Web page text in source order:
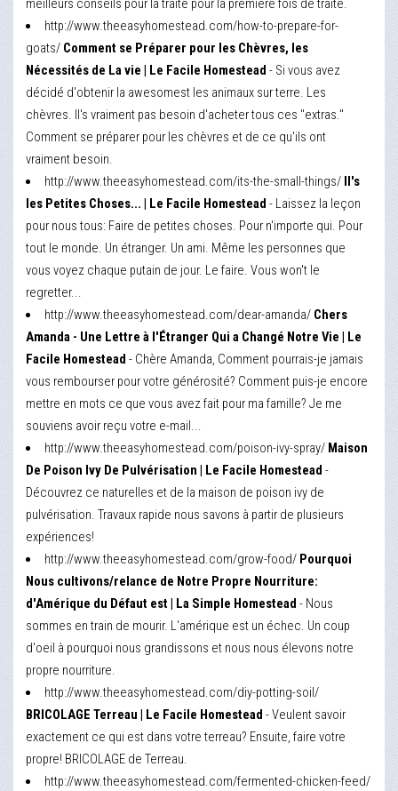
meilleurs conseils pour la traite pour la première fois de traite.
http://www.theeasyhomestead.com/how-to-prepare-for-
goats/ Comment se Préparer pour les Chèvres, les
Nécessités de La vie | Le Facile Homestead - Si vous avez
décidé d'obtenir la awesomest les animaux sur terre. Les
chèvres. Il's vraiment pas besoin d'acheter tous ces "extras."
Comment se préparer pour les chèvres et de ce qu'ils ont
vraiment besoin.
http://www.theeasyhomestead.com/its-the-small-things/ Il's
les Petites Choses... | Le Facile Homestead - Laissez la leçon
pour nous tous: Faire de petites choses. Pour n'importe qui. Pour
tout le monde. Un étranger. Un ami. Même les personnes que
vous voyez chaque putain de jour. Le faire. Vous won't le
regretter...
http://www.theeasyhomestead.com/dear-amanda/ Chers
Amanda - Une Lettre à l'Étranger Qui a Changé Notre Vie | Le
Facile Homestead - Chère Amanda, Comment pourrais-je jamais
vous rembourser pour votre générosité? Comment puis-je encore
mettre en mots ce que vous avez fait pour ma famille? Je me
souviens avoir reçu votre e-mail...
http://www.theeasyhomestead.com/poison-ivy-spray/ Maison
De Poison Ivy De Pulvérisation | Le Facile Homestead -
Découvrez ce naturelles et de la maison de poison ivy de
pulvérisation. Travaux rapide nous savons à partir de plusieurs
expériences!
http://www.theeasyhomestead.com/grow-food/ Pourquoi
Nous cultivons/relance de Notre Propre Nourriture:
d'Amérique du Défaut est | La Simple Homestead - Nous
sommes en train de mourir. L'amérique est un échec. Un coup
d'oeil à pourquoi nous grandissons et nous nous élevons notre
propre nourriture.
http://www.theeasyhomestead.com/diy-potting-soil/
BRICOLAGE Terreau | Le Facile Homestead - Veulent savoir
exactement ce qui est dans votre terreau? Ensuite, faire votre
propre! BRICOLAGE de Terreau.
http://www.theeasyhomestead.com/fermented-chicken-feed/